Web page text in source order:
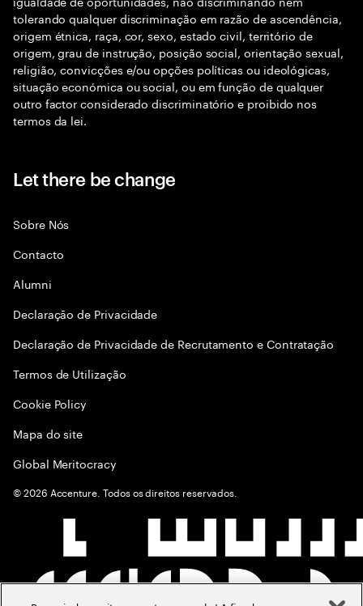
tolerando qualquer discriminação em razão de ascendência,
origem étnica, raça, cor, sexo, estado civil, território de
origem, grau de instrução, posição social, orientação sexual,
religião, convicções e/ou opções políticas ou ideológicas,
situação económica ou social, ou em função de qualquer
outro factor considerado discriminatório e proibido nos
termos da lei.
Let there be change
Sobre Nós
Contacto
Alumni
Declaraçāo de Privacidade
Declaração de Privacidade de Recrutamento e Contratação
Termos de Utilização
Cookie Policy
Mapa do site
Global Meritocracy
©2026 Accenture. Todos os direitos reservados.